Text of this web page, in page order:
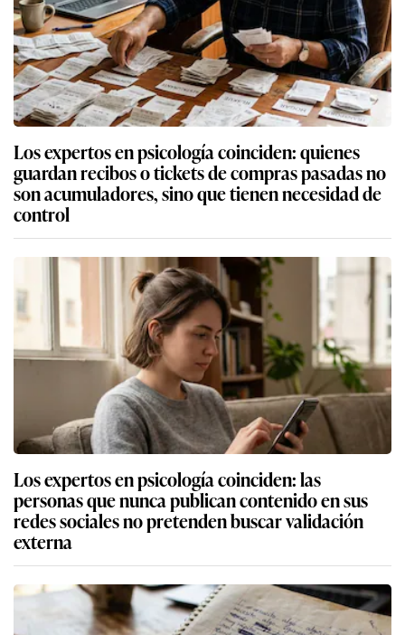
Los expertos en psicología coinciden: quienes
guardan recibos o tickets de compras pasadas no
son acumuladores, sino que tienen necesidad de
control
Los expertos en psicología coinciden: las
personas que nunca publican contenido en sus
redes sociales no pretenden buscar validación
externa